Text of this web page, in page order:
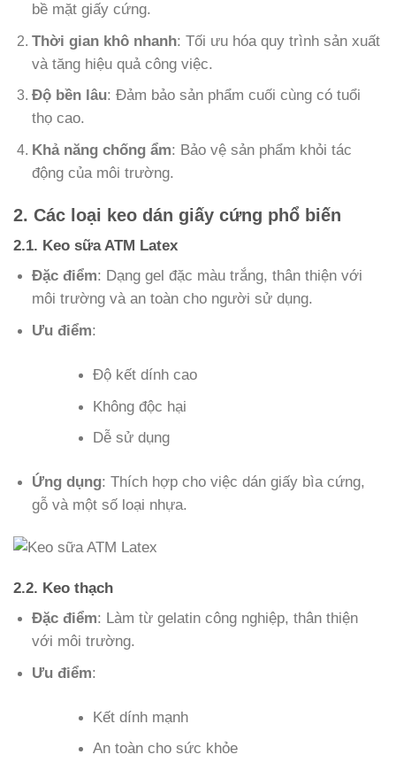
bề mặt giấy cứng.
Thời gian khô nhanh: Tối ưu hóa quy trình sản xuất
và tăng hiệu quả công việc.
Độ bền lâu: Đảm bảo sản phẩm cuối cùng có tuổi
thọ cao.
Khả năng chống ẩm: Bảo vệ sản phẩm khỏi tác
động của môi trường.
2. Các loại keo dán giấy cứng phổ biến
2.1. Keo sữa ATM Latex
Đặc điểm: Dạng gel đặc màu trắng, thân thiện với
môi trường và an toàn cho người sử dụng.
Ưu điểm:
Độ kết dính cao
Không độc hại
Dễ sử dụng
Ứng dụng: Thích hợp cho việc dán giấy bìa cứng,
gỗ và một số loại nhựa.
2.2. Keo thạch
Đặc điểm: Làm từ gelatin công nghiệp, thân thiện
với môi trường.
Ưu điểm:
Kết dính mạnh
An toàn cho sức khỏe